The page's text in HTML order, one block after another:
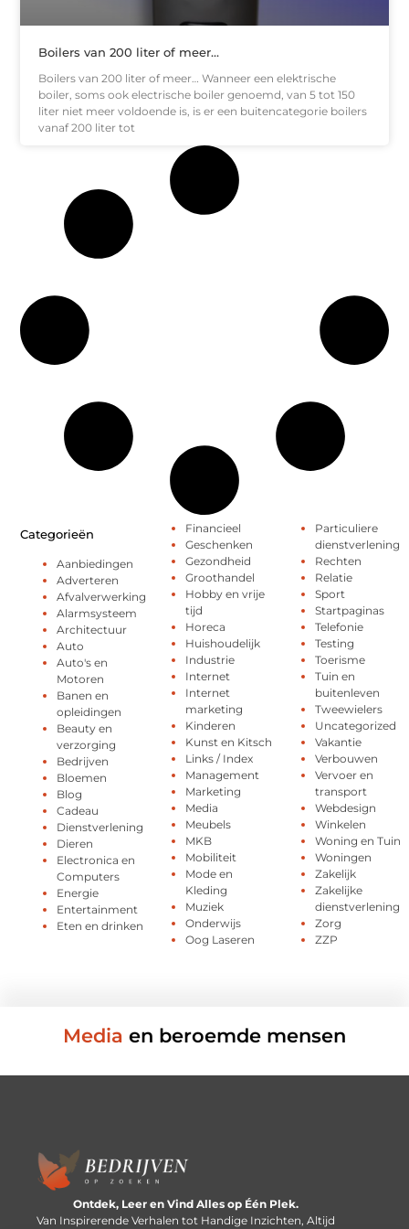
Boilers van 200 liter of meer…
Boilers van 200 liter of meer… Wanneer een elektrische
boiler, soms ook electrische boiler genoemd, van 5 tot 150
liter niet meer voldoende is, is er een buitencategorie boilers
vanaf 200 liter tot
Categorieën
Aanbiedingen
Adverteren
Afvalverwerking
Alarmsysteem
Architectuur
Auto
Auto's en
Motoren
Banen en
opleidingen
Beauty en
verzorging
Bedrijven
Bloemen
Blog
Cadeau
Dienstverlening
Dieren
Electronica en
Computers
Energie
Entertainment
Eten en drinken
Financieel
Geschenken
Gezondheid
Groothandel
Hobby en vrije
tijd
Horeca
Huishoudelijk
Industrie
Internet
Internet
marketing
Kinderen
Kunst en Kitsch
Links / Index
Management
Marketing
Media
Meubels
MKB
Mobiliteit
Mode en
Kleding
Muziek
Onderwijs
Oog Laseren
Particuliere
dienstverlening
Rechten
Relatie
Sport
Startpaginas
Telefonie
Testing
Toerisme
Tuin en
buitenleven
Tweewielers
Uncategorized
Vakantie
Verbouwen
Vervoer en
transport
Webdesign
Winkelen
Woning en Tuin
Woningen
Zakelijk
Zakelijke
dienstverlening
Zorg
ZZP
Media en beroemde mensen
Ontdek, Leer en Vind Alles op Één Plek.
Van Inspirerende Verhalen tot Handige Inzichten, Altijd